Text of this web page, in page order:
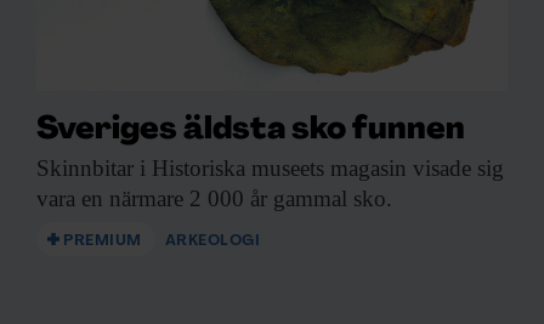
Sveriges äldsta sko funnen
Skinnbitar i Historiska museets magasin visade sig
vara en närmare 2 000 år gammal sko.
PREMIUM ARKEOLOGI